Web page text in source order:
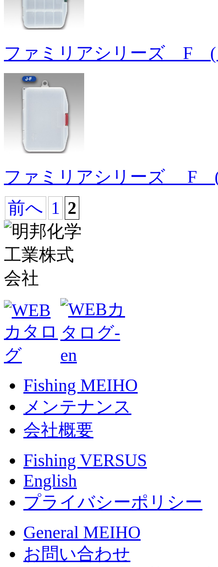
ファミリアシリーズ F (
ファミリアシリーズ F (
前へ 1 2
Fishing MEIHO
メンテナンス
会社概要
Fishing VERSUS
English
プライバシーポリシー
General MEIHO
お問い合わせ